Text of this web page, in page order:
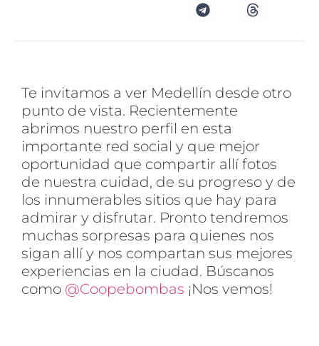
Te invitamos a ver Medellín desde otro
punto de vista. Recientemente
abrimos nuestro perfil en esta
importante red social y que mejor
oportunidad que compartir allí fotos
de nuestra cuidad, de su progreso y de
los innumerables sitios que hay para
admirar y disfrutar. Pronto tendremos
muchas sorpresas para quienes nos
sigan allí y nos compartan sus mejores
experiencias en la ciudad. Búscanos
como @Coopebombas ¡Nos vemos!